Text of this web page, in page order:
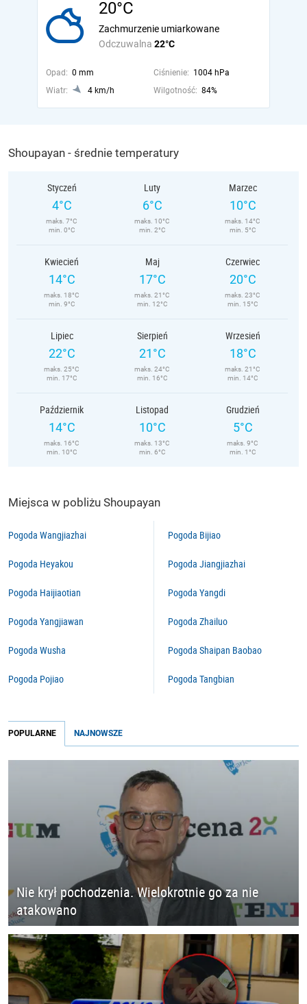
20°C
Odczuwalna 22°C
Zachmurzenie umiarkowane
Opad: 0 mm Ciśnienie: 1004 hPa
Wiatr:
4 km/h Wilgotność: 84%
Shoupayan - średnie temperatury
Styczeń
4°C
maks. 7°C
min. 0°C
Luty
6°C
maks. 10°C
min. 2°C
Marzec
10°C
maks. 14°C
min. 5°C
Kwiecień
14°C
maks. 18°C
min. 9°C
Maj
17°C
maks. 21°C
min. 12°C
Czerwiec
20°C
maks. 23°C
min. 15°C
Lipiec
22°C
maks. 25°C
min. 17°C
Sierpień
21°C
maks. 24°C
min. 16°C
Wrzesień
18°C
maks. 21°C
min. 14°C
Październik
14°C
maks. 16°C
min. 10°C
Listopad
10°C
maks. 13°C
min. 6°C
Grudzień
5°C
maks. 9°C
min. 1°C
Miejsca w pobliżu Shoupayan
Pogoda Wangjiazhai
Pogoda Heyakou
Pogoda Haijiaotian
Pogoda Yangjiawan
Pogoda Wusha
Pogoda Pojiao
Pogoda Bijiao
Pogoda Jiangjiazhai
Pogoda Yangdi
Pogoda Zhailuo
Pogoda Shaipan Baobao
Pogoda Tangbian
POPULARNE NAJNOWSZE
Nie krył pochodzenia. Wielokrotnie go za nie
atakowano